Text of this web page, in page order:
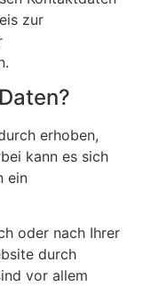
zur
erhoben,
kann es sich
ein
oder nach Ihrer
durch
vor allem